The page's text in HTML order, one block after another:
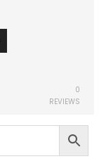
0
REVIEWS